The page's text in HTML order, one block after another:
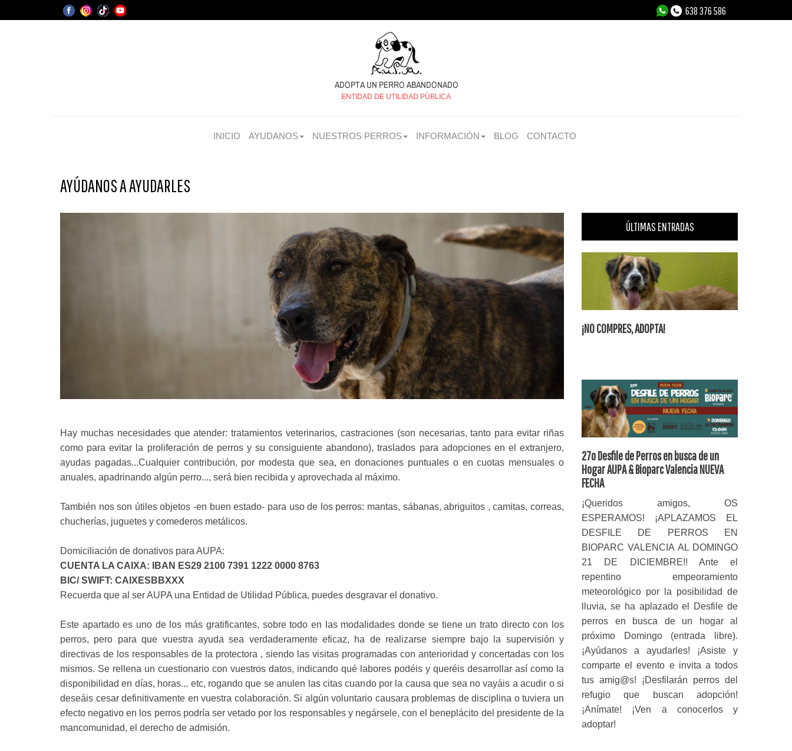
638 376 586
ENTIDAD DE UTILIDAD PÚBLICA
INICIO AYUDANOS NUESTROS PERROS INFORMACIÓN BLOG CONTACTO
AYÚDANOS A AYUDARLES
Hay muchas necesidades que atender: tratamientos veterinarios, castraciones (son necesarias, tanto para evitar riñas
como para evitar la proliferación de perros y su consiguiente abandono), traslados para adopciones en el extranjero,
ayudas pagadas...Cualquier contribución, por modesta que sea, en donaciones puntuales o en cuotas mensuales o
anuales, apadrinando algún perro..., será bien recibida y aprovechada al máximo.
También nos son útiles objetos -en buen estado- para uso de los perros: mantas, sábanas, abriguitos , camitas, correas,
chucherías, juguetes y comederos metálicos.
Domiciliación de donativos para AUPA:
CUENTA LA CAIXA: IBAN ES29 2100 7391 1222 0000 8763
BIC/ SWIFT: CAIXESBBXXX
Recuerda que al ser AUPA una Entidad de Utilidad Pública, puedes desgravar el donativo.
Este apartado es uno de los más gratificantes, sobre todo en las modalidades donde se tiene un trato directo con los
perros, pero para que vuestra ayuda sea verdaderamente eficaz, ha de realizarse siempre bajo la supervisión y
directivas de los responsables de la protectora , siendo las visitas programadas con anterioridad y concertadas con los
mismos. Se rellena un cuestionario con vuestros datos, indicando qué labores podéis y queréis desarrollar así como la
disponibilidad en días, horas... etc, rogando que se anulen las citas cuando por la causa que sea no vayáis a acudir o si
deseáis cesar definitivamente en vuestra colaboración. Si algún voluntario causara problemas de disciplina o tuviera un
efecto negativo en los perros podría ser vetado por los responsables y negársele, con el beneplácito del presidente de la
mancomunidad, el derecho de admisión.
ÚLTIMAS ENTRADAS
¡NO COMPRES, ADOPTA!
27o Desfile de Perros en busca de un
Hogar AUPA & Bioparc Valencia NUEVA
FECHA
¡Queridos amigos, OS
ESPERAMOS! ¡APLAZAMOS EL
DESFILE DE PERROS EN
BIOPARC VALENCIA AL DOMINGO
21 DE DICIEMBRE!! Ante el
repentino empeoramiento
meteorológico por la posibilidad de
lluvia, se ha aplazado el Desfile de
perros en busca de un hogar al
próximo Domingo (entrada libre).
¡Ayúdanos a ayudarles! ¡Asiste y
comparte el evento e invita a todos
tus amig@s! ¡Desfilarán perros del
refugio que buscan adopción!
¡Anímate! ¡Ven a conocerlos y
adoptar!